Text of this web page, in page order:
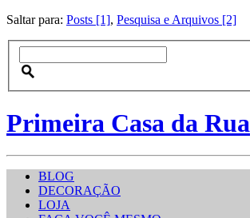
Saltar para: Posts [1], Pesquisa e Arquivos [2]
Primeira Casa da Rua
BLOG
DECORAÇÃO
LOJA